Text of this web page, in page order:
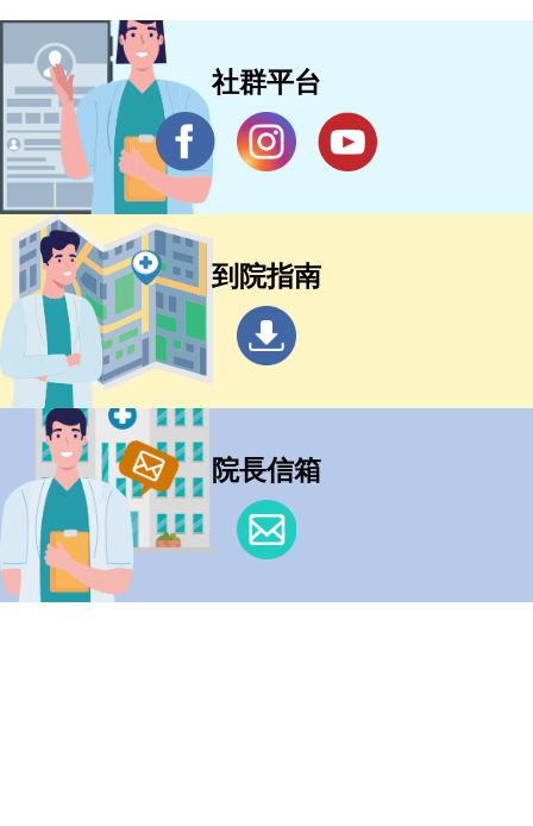
社群平台
到院指南
院長信箱